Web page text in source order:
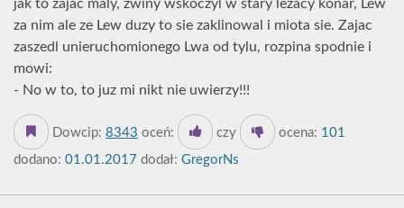
jak to zajac maly, zwiny wskoczyl w stary lezacy konar, Lew
za nim ale ze Lew duzy to sie zaklinowal i miota sie. Zajac
zaszedl unieruchomionego Lwa od tylu, rozpina spodnie i
mowi:
- No w to, to juz mi nikt nie uwierzy!!!
Dowcip: 8343 oceń: czy ocena: 101
dodano: 01.01.2017 dodał: GregorNs